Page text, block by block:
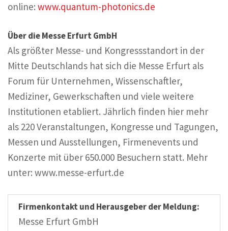
online: www.quantum-photonics.de
Über die Messe Erfurt GmbH
Als größter Messe- und Kongressstandort in der
Mitte Deutschlands hat sich die Messe Erfurt als
Forum für Unternehmen, Wissenschaftler,
Mediziner, Gewerkschaften und viele weitere
Institutionen etabliert. Jährlich finden hier mehr
als 220 Veranstaltungen, Kongresse und Tagungen,
Messen und Ausstellungen, Firmenevents und
Konzerte mit über 650.000 Besuchern statt. Mehr
unter: www.messe-erfurt.de
Firmenkontakt und Herausgeber der Meldung:
Messe Erfurt GmbH